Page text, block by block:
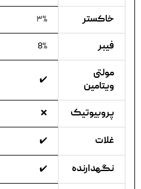
خاکستر ۳%
فیبر 8%
مولتی
ویتامین
✔️
پروبیوتیک ❌
غلات ✔️
نگهدارنده ✔️